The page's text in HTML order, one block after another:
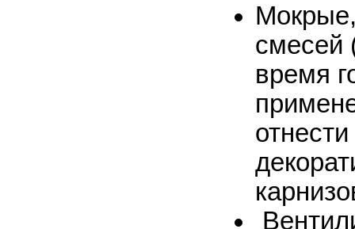
смесей
время